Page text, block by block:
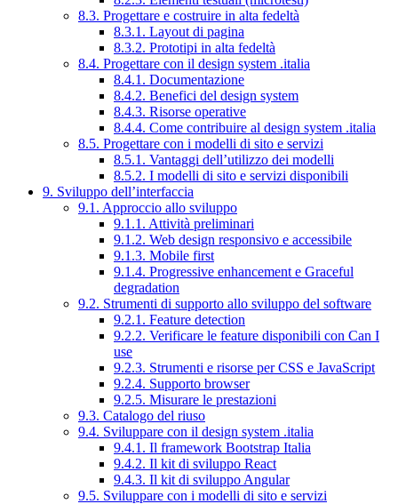
8.3. Progettare e costruire in alta fedeltà
8.3.1. Layout di pagina
8.3.2. Prototipi in alta fedeltà
8.4. Progettare con il design system .italia
8.4.1. Documentazione
8.4.2. Benefici del design system
8.4.3. Risorse operative
8.4.4. Come contribuire al design system .italia
8.5. Progettare con i modelli di sito e servizi
8.5.1. Vantaggi dell’utilizzo dei modelli
8.5.2. I modelli di sito e servizi disponibili
9. Sviluppo dell’interfaccia
9.1. Approccio allo sviluppo
9.1.1. Attività preliminari
9.1.2. Web design responsivo e accessibile
9.1.3. Mobile first
9.1.4. Progressive enhancement e Graceful
degradation
9.2. Strumenti di supporto allo sviluppo del software
9.2.1. Feature detection
9.2.2. Verificare le feature disponibili con Can I
use
9.2.3. Strumenti e risorse per CSS e JavaScript
9.2.4. Supporto browser
9.2.5. Misurare le prestazioni
9.3. Catalogo del riuso
9.4. Sviluppare con il design system .italia
9.4.1. Il framework Bootstrap Italia
9.4.2. Il kit di sviluppo React
9.4.3. Il kit di sviluppo Angular
9.5. Sviluppare con i modelli di sito e servizi